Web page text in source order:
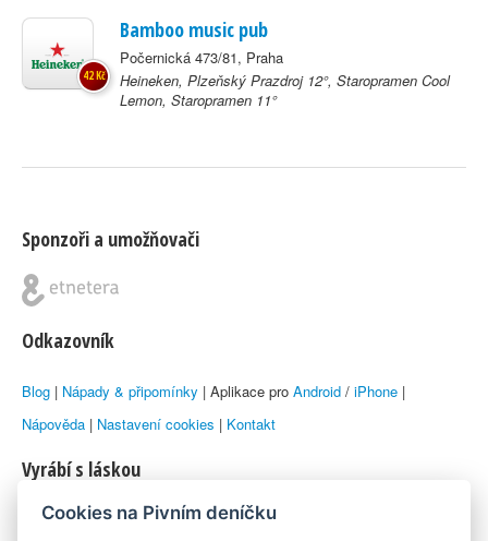
Bamboo music pub
Počernická 473/81, Praha
Heineken, Plzeňský Prazdroj 12°, Staropramen Cool
Lemon, Staropramen 11°
42 Kč
Sponzoři a umožňovači
Odkazovník
Blog | Nápady & připomínky | Aplikace pro Android / iPhone |
Nápověda | Nastavení cookies | Kontakt
Vyrábí s láskou
© 2010–2026 byLukáš Zemanaka Emka
Cookies na Pivním deníčku